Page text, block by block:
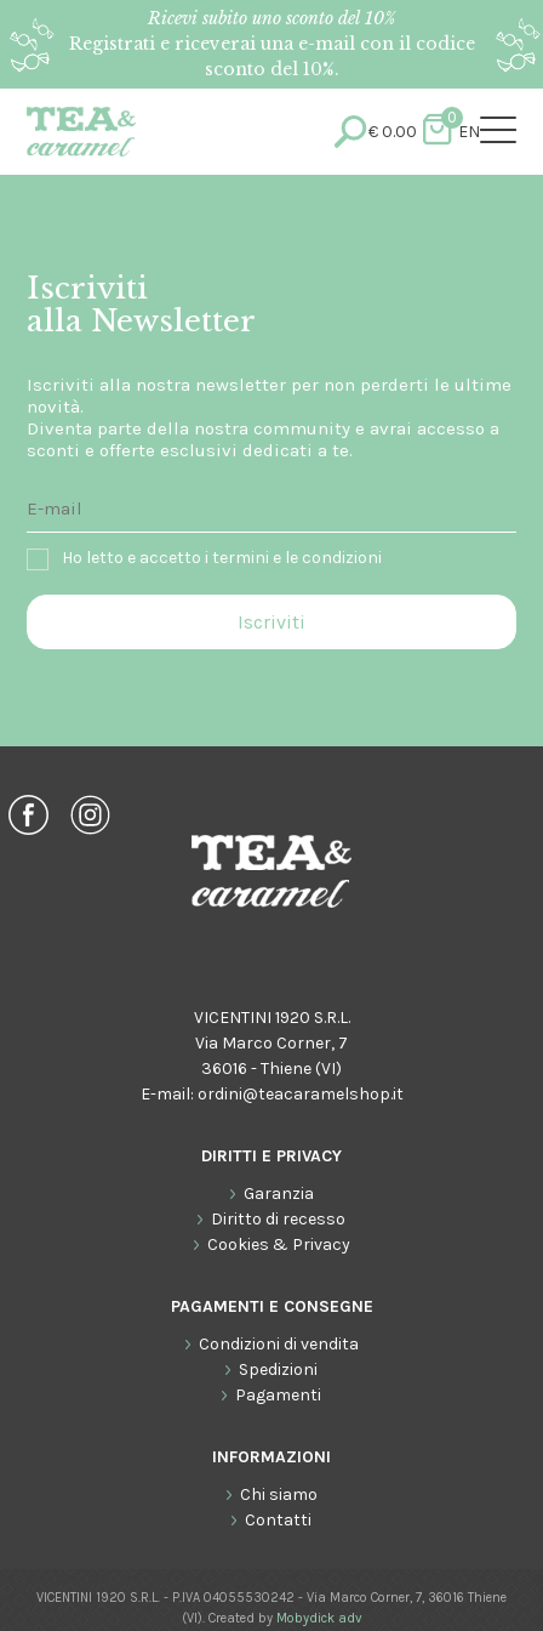
Ricevi subito uno sconto del 10%
Registrati e riceverai una e-mail con il codice
sconto del 10%.
€0.00
0
EN
Iscriviti
alla Newsletter
Iscriviti alla nostra newsletter per non perderti le ultime
novità.
Diventa parte della nostra community e avrai accesso a
sconti e offerte esclusivi dedicati a te.
Ho letto e accetto i termini e le condizioni
VICENTINI 1920 S.R.L.
Via Marco Corner, 7
36016 - Thiene (VI)
E-mail: ordini@teacaramelshop.it
DIRITTI E PRIVACY
Garanzia
Diritto di recesso
Cookies & Privacy
PAGAMENTI E CONSEGNE
Condizioni di vendita
Spedizioni
Pagamenti
INFORMAZIONI
Chi siamo
Contatti
VICENTINI 1920 S.R.L. - P.IVA 04055530242 - Via Marco Corner, 7, 36016 Thiene
(VI). Created by Mobydick adv